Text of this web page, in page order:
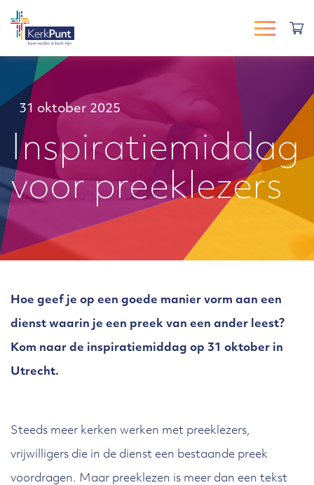
31 oktober 2025
Inspiratiemiddag
voor preeklezers
Hoe geef je op een goede manier vorm aan een
dienst waarin je een preek van een ander leest?
Kom naar de inspiratiemiddag op 31 oktober in
Utrecht.
Steeds meer kerken werken met preeklezers,
vrijwilligers die in de dienst een bestaande preek
voordragen. Maar preeklezen is meer dan een tekst